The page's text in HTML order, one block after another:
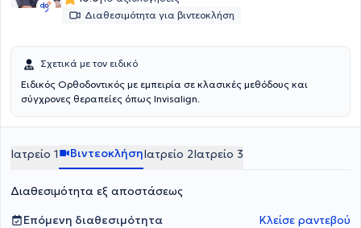
Διαθεσιμότητα για βιντεοκλήση
Σχετικά με τον ειδικό
Ειδικός Ορθοδοντικός με εμπειρία σε κλασικές μεθόδους και
σύγχρονες θεραπείες όπως Invisalign.
Ιατρείο 1 ΒιντεοκλήσηΙατρείο 2Ιατρείο 3
Διαθεσιμότητα εξ αποστάσεως
Επόμενη διαθεσιμότητα
Κλείσε ραντεβού